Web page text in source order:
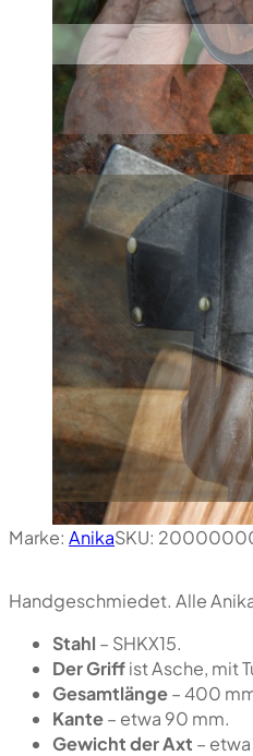
Handgeschmiedet. Alle
Stahl – SHKX15.
Der Griffist Asche, mit
Gesamtlänge– 400
Kante– etwa 90 mm.
Gewicht der Axt –
Marke: AnikaSKU: